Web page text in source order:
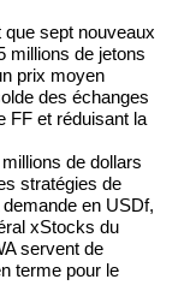
commissions de copy
sept nouveaux
millions de jetons
prix moyen
des échanges
FF et réduisant la
de dollars
stratégies de
en USDf,
xStocks du
servent de
terme pour le